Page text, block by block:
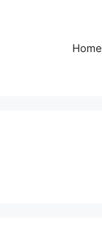
Home